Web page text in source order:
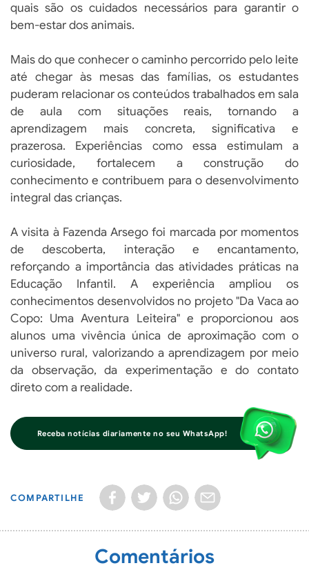
quais são os cuidados necessários para garantir o
bem-estar dos animais.
Mais do que conhecer o caminho percorrido pelo leite
até chegar às mesas das famílias, os estudantes
puderam relacionar os conteúdos trabalhados em sala
de aula com situações reais, tornando a
aprendizagem mais concreta, significativa e
prazerosa. Experiências como essa estimulam a
curiosidade, fortalecem a construção do
conhecimento e contribuem para o desenvolvimento
integral das crianças.
A visita à Fazenda Arsego foi marcada por momentos
de descoberta, interação e encantamento,
reforçando a importância das atividades práticas na
Educação Infantil. A experiência ampliou os
conhecimentos desenvolvidos no projeto "Da Vaca ao
Copo: Uma Aventura Leiteira" e proporcionou aos
alunos uma vivência única de aproximação com o
universo rural, valorizando a aprendizagem por meio
da observação, da experimentação e do contato
direto com a realidade.
Receba notícias diariamente no seu WhatsApp!
COMPARTILHE
Comentários